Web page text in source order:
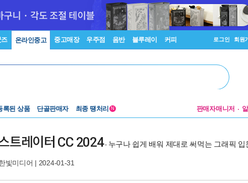
온라인중고 중고매장 우주점 음반 블루레이 커피 로그인 회원
록된 상품 단골판매자 최종 땡처리 N 판매자매니저
트레이터 CC 2024- 누구나 쉽게 배워 제대로 써먹는 그래픽 입
빛미디어 | 2024-01-31